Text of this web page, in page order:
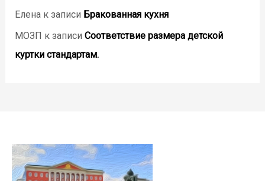
Еленак записи Бракованная кухня
МОЗП к записи Соответствие размера детской
куртки стандартам.